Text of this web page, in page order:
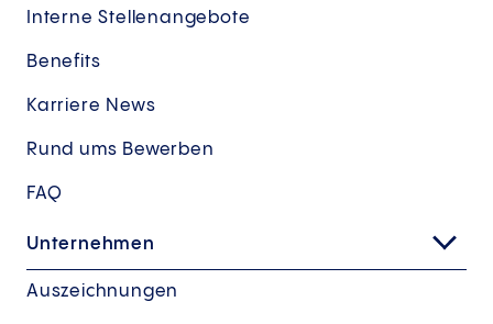
Interne Stellenangebote
Benefits
Karriere News
Rund ums Bewerben
FAQ
Unternehmen
Auszeichnungen